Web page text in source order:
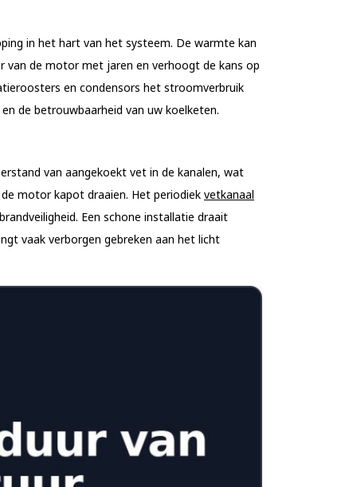
in het hart van het systeem. De warmte kan
de motor met jaren en verhoogt de kans op
en condensors het stroomverbruik
de betrouwbaarheid van uw koelketen.
van aangekoekt vet in de kanalen, wat
motor kapot draaien. Het periodiek vetkanaal
Een schone installatie draait
vaak verborgen gebreken aan het licht